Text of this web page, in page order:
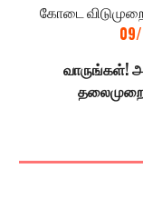
கோடை
வாருங்கள்!